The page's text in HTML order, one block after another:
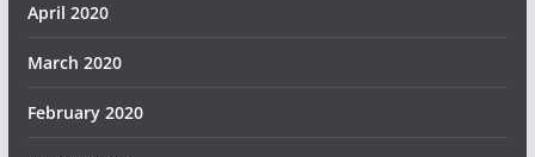
April 2020
March 2020
February 2020